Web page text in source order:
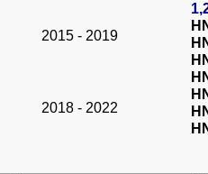
2015 - 2019
2018 - 2022